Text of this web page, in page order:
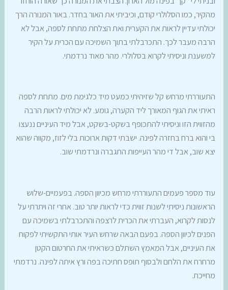
מהקיר, כמו הסלולרי קודם, וכיביתי את האור בחדר. באור המנורה הרך
יכולתי עדיין לראות את הקערית ואת הצלחת מתחת לספה, אבל לא
הרבה מעבר לכך. התכרבלתי בתוך השמיכה עם הכרית על הקיר
למשענת וניסיתי לקרוא בסלולרי. מהר מאוד נרדמתי.
התעוררתי מרחש קל שזיהיתי כמעט מיד כלגימת מים. מתחת לספה
ראיתי את הגוף המאורך ליד הקערה, גומע. לא יכולתי לראות הרבה
מהזווית הזו וניסיתי להתכופף בשקט-בשקט, אבל מיד העיניים ננעצו
בי והוא ברח בחזרה לפינה. ישבתי דקות ארוכות בלי לזוז, מקווה שהוא
יצא שוב, אבל די מהר העייפות התגברה ונרדמתי שוב.
עוד מספר פעמים התעוררתי מרחש מכיוון הספה. בפעמיים-שלוש
הראשונות ניסיתי לשנות זווית כדי לראות יותר טוב. אחרי זה ויתרתי על
לנסות לקרוא, העברתי את הכרית לרצפה והתכרבלתי בשמיכה עם
הפנים לכיוון הספה. בפעם הבאה שרחש העיר אותי התקשיתי לפקוח
את העיניים, אבל המאמץ השתלם כשראיתי את החרטום הקטן
מרחרח את הלחם ולבסוף תופס חתיכה בפה ורץ איתה לפינה. נרדמתי
מחייכת.